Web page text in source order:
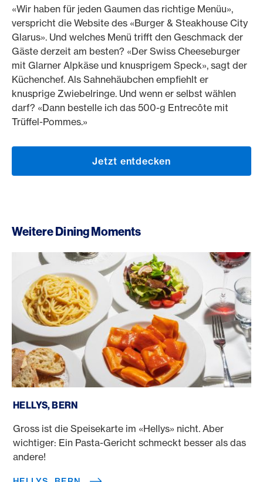
«Wir haben für jeden Gaumen das richtige Menüu»,
verspricht die Website des «Burger & Steakhouse City
Glarus». Und welches Menü trifft den Geschmack der
Gäste derzeit am besten? «Der Swiss Cheeseburger
mit Glarner Alpkäse und knusprigem Speck», sagt der
Küchenchef. Als Sahnehäubchen empfiehlt er
knusprige Zwiebelringe. Und wenn er selbst wählen
darf? «Dann bestelle ich das 500-g Entrecôte mit
Trüffel-Pommes.»
Jetzt entdecken
Weitere Dining Moments
HELLYS, BERN
Gross ist die Speisekarte im «Hellys» nicht. Aber
wichtiger: Ein Pasta-Gericht schmeckt besser als das
andere!